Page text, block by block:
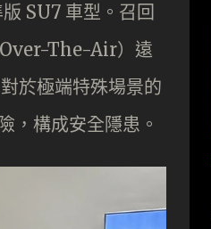
SU7 車型。召回
Over-The-Air）遠
於極端特殊場景的
，構成安全隱患。